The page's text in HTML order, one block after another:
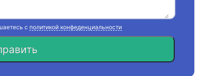
с политикой конфеденциальности